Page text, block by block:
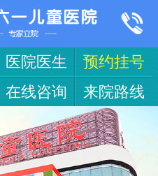
医院医生
预约挂号
在线咨询 来院路线